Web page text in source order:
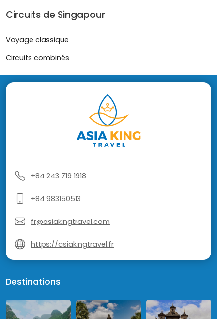
Circuits de Singapour
Voyage classique
Circuits combinés
+84 243 719 1918
+84 983150513
fr@asiakingtravel.com
https://asiakingtravel.fr
Destinations